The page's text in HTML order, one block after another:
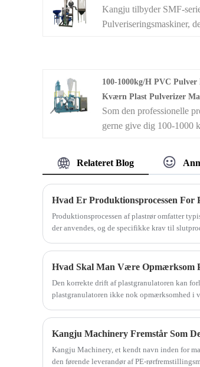
Kangju tilbyder SMF-
Pulveriseringsmaskiner,
og sprøde materialer.
pulveriseres, føres
vertikalt monteret,
roterer koncentrisk med
Efterhånden som
materialet gennem
opsamles det
af et blæser- og
af specifikke behov kan
udstyres med enten
eller segmenterede
100-1000kg/h PVC
Kværn Plast Pulverizer
Som den professionelle
gerne give dig 100-1000
Relateret Blog
Hvad Er Produktionsprocessen For
​Produktionsprocessen af ​​plastrør omfatter
der anvendes, og de specifikke krav til
Hvad Skal Man Være Opmærksom
Den korrekte drift af plastgranulatoren kan
plastgranulatoren ikke nok opmærksomhed i
Kangju Machinery, et kendt navn inden for
den førende leverandør af PE-